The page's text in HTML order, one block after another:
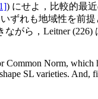
) にせよ，比較的最
ずれも地域性を前
がら，Leitner (226)
Common Norm,
SL varieties. And,